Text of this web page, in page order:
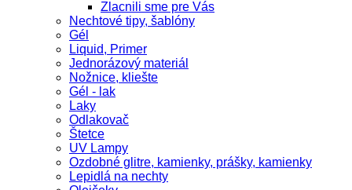
Zlacnili sme pre Vás
Nechtové tipy, šablóny
Gél
Liquid, Primer
Jednorázový materiál
Nožnice, kliešte
Gél - lak
Laky
Odlakovač
Štetce
UV Lampy
Ozdobné glitre, kamienky, prášky, kamienky
Lepidlá na nechty